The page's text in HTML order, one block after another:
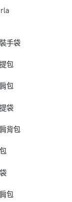
手袋
包
包
袋
背包
包